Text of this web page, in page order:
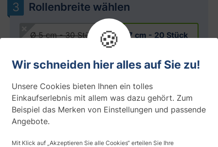
Rollenbreite wählen
Ø 5 cm - 30 Stück Ø 7 cm - 20 Stück
Inkl. MwSt. zzgl.Versandkosten
Lieferzeit: 10-14 Werktage
🍪
Wir schneiden hier alles auf Sie zu!
Unsere Cookies bieten Ihnen ein tolles
Einkaufserlebnis mit allem was dazu gehört. Zum
Beispiel das Merken von Einstellungen und passende
Angebote.
Mit Klick auf „Akzeptieren Sie alle Cookies“ erteilen Sie Ihre